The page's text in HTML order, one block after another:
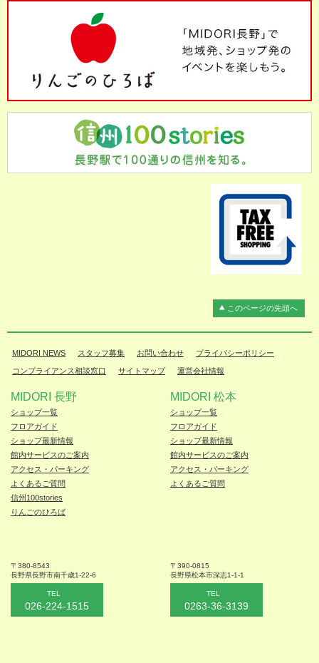
このページの先頭へ
MIDORI NEWS スタッフ募集 お問い合わせ プライバシーポリシー
コンプライアンス相談窓口 サイトマップ 運営会社情報
MIDORI 長野
ショップ一覧
フロアガイド
ショップ最新情報
館内サービスのご案内
アクセス・パーキング
よくあるご質問
信州100stories
りんごのひろば
〒380-8543
長野県長野市南千歳1-22-6
TEL
026-224-1515
MIDORI 松本
ショップ一覧
フロアガイド
ショップ最新情報
館内サービスのご案内
アクセス・パーキング
よくあるご質問
〒390-0815
長野県松本市深志1-1-1
TEL
0263-36-3139